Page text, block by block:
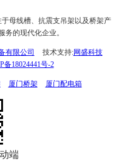
母线槽、抗震支吊架以及桥架产
务的现代化企业。
有限公司 技术支持:网盛科技
备18024441号-2
厦门桥架 厦门配电箱
端